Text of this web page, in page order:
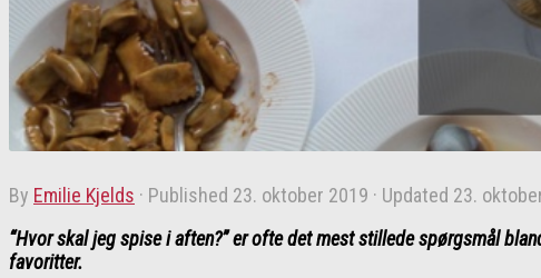
by Emilie Kjelds · Published 23. oktober 2019 · Updated 23.
“Hvor skal jeg spise i aften?” er ofte det mest stillede spørgsmål
favoritter.